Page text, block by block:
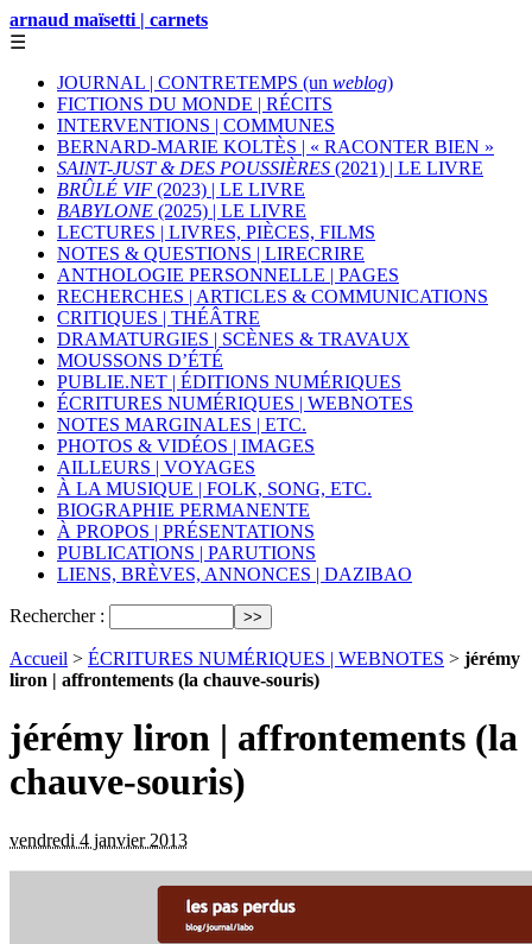
arnaud maïsetti | carnets
☰
JOURNAL | CONTRETEMPS (un weblog)
FICTIONS DU MONDE | RÉCITS
INTERVENTIONS | COMMUNES
BERNARD-MARIE KOLTÈS | « RACONTER BIEN »
SAINT-JUST & DES POUSSIÈRES (2021) | LE LIVRE
BRÛLÉ VIF (2023) | LE LIVRE
BABYLONE (2025) | LE LIVRE
LECTURES | LIVRES, PIÈCES, FILMS
NOTES & QUESTIONS | LIRECRIRE
ANTHOLOGIE PERSONNELLE | PAGES
RECHERCHES | ARTICLES & COMMUNICATIONS
CRITIQUES | THÉÂTRE
DRAMATURGIES | SCÈNES & TRAVAUX
MOUSSONS D’ÉTÉ
PUBLIE.NET | ÉDITIONS NUMÉRIQUES
ÉCRITURES NUMÉRIQUES | WEBNOTES
NOTES MARGINALES | ETC.
PHOTOS & VIDÉOS | IMAGES
AILLEURS | VOYAGES
À LA MUSIQUE | FOLK, SONG, ETC.
BIOGRAPHIE PERMANENTE
À PROPOS | PRÉSENTATIONS
PUBLICATIONS | PARUTIONS
LIENS, BRÈVES, ANNONCES | DAZIBAO
Rechercher :
Accueil > ÉCRITURES NUMÉRIQUES | WEBNOTES > jérémy
liron | affrontements (la chauve-souris)
jérémy liron | affrontements (la
chauve-souris)
vendredi 4 janvier 2013